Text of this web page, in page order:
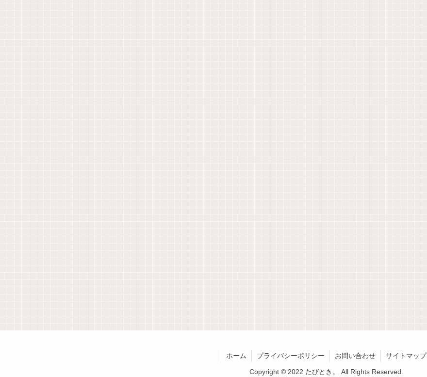
ホーム プライバシーポリシー お問い合わせ サイトマップ
Copyright © 2022 たびとき。 All Rights Reserved.